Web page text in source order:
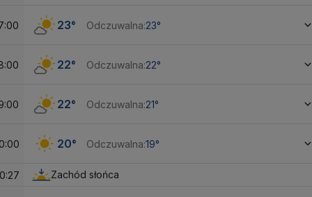
23° Odczuwalna:23°
22° Odczuwalna:22°
22° Odczuwalna:21°
20° Odczuwalna:19°
Zachód słońca